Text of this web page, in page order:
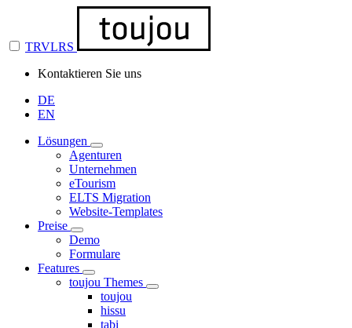
TRVLRS
Kontaktieren Sie uns
DE
EN
Lösungen
Agenturen
Unternehmen
eTourism
ELTS Migration
Website-Templates
Preise
Demo
Formulare
Features
toujou Themes
toujou
hissu
tabi